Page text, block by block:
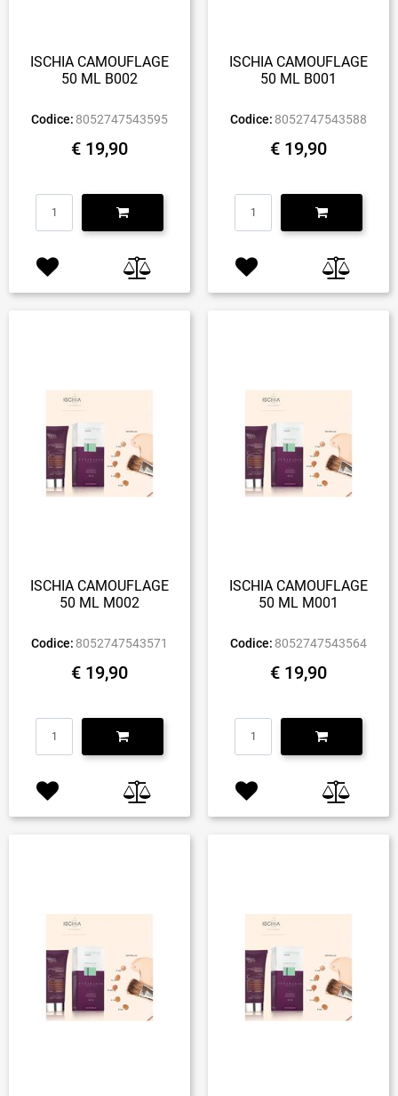
ISCHIA CAMOUFLAGE
50 ML B002
Codice: 8052747543595
€ 19,90
Quantità
ISCHIA CAMOUFLAGE
50 ML B001
Codice: 8052747543588
€ 19,90
Quantità
ISCHIA CAMOUFLAGE
50 ML M002
Codice: 8052747543571
€ 19,90
Quantità
ISCHIA CAMOUFLAGE
50 ML M001
Codice: 8052747543564
€ 19,90
Quantità